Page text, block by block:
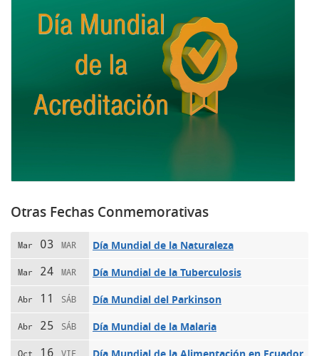
Otras Fechas Conmemorativas
Mar 03 MAR Día Mundial de la Naturaleza
Mar 24 MAR Día Mundial de la Tuberculosis
Abr 11 SÁB Día Mundial del Parkinson
Abr 25 SÁB Día Mundial de la Malaria
Oct 16 VIE Día Mundial de la Alimentación en Ecuador